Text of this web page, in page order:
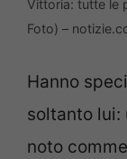
Vittoria: tutte le
Foto) –
Hanno
soltanto lui:
noto